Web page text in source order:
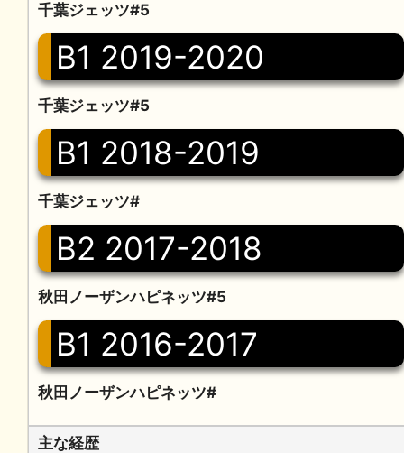
千葉ジェッツ#5
B1 2019-2020
千葉ジェッツ#5
B1 2018-2019
千葉ジェッツ#
B2 2017-2018
秋田ノーザンハピネッツ#5
B1 2016-2017
秋田ノーザンハピネッツ#
主な経歴